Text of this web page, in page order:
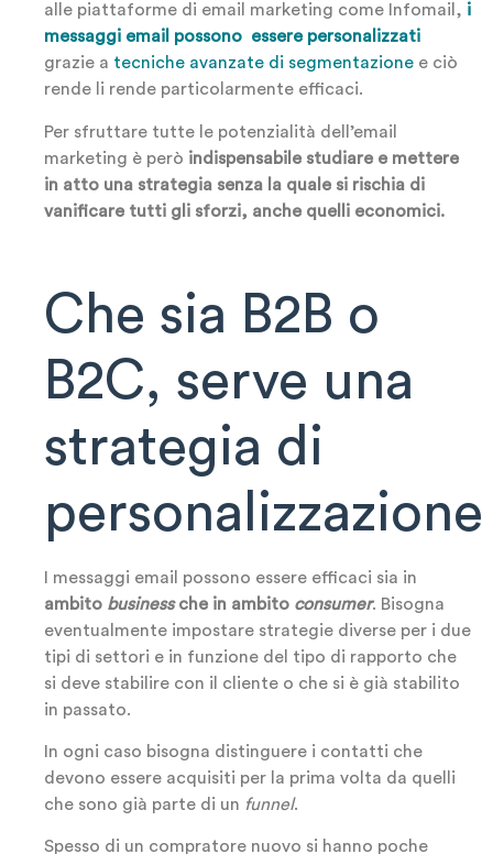
alle piattaforme di email marketing come Infomail, i
messaggi email possono essere personalizzati
grazie a tecniche avanzate di segmentazione e ciò
rende li rende particolarmente efficaci.
Per sfruttare tutte le potenzialità dell’email
marketing è però indispensabile studiare e mettere
in atto una strategia senza la quale si rischia di
vanificare tutti gli sforzi, anche quelli economici.
Che sia B2B o
B2C, serve una
strategia di
personalizzazione
I messaggi email possono essere efficaci sia in
ambito businessche in ambito consumer. Bisogna
eventualmente impostare strategie diverse per i due
tipi di settori e in funzione del tipo di rapporto che
si deve stabilire con il cliente o che si è già stabilito
in passato.
In ogni caso bisogna distinguere i contatti che
devono essere acquisiti per la prima volta da quelli
che sono già parte di un funnel.
Spesso di un compratore nuovo si hanno poche